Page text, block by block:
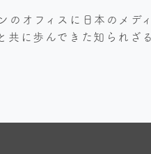
のオフィスに日本のメデ
共に歩んできた知られざ